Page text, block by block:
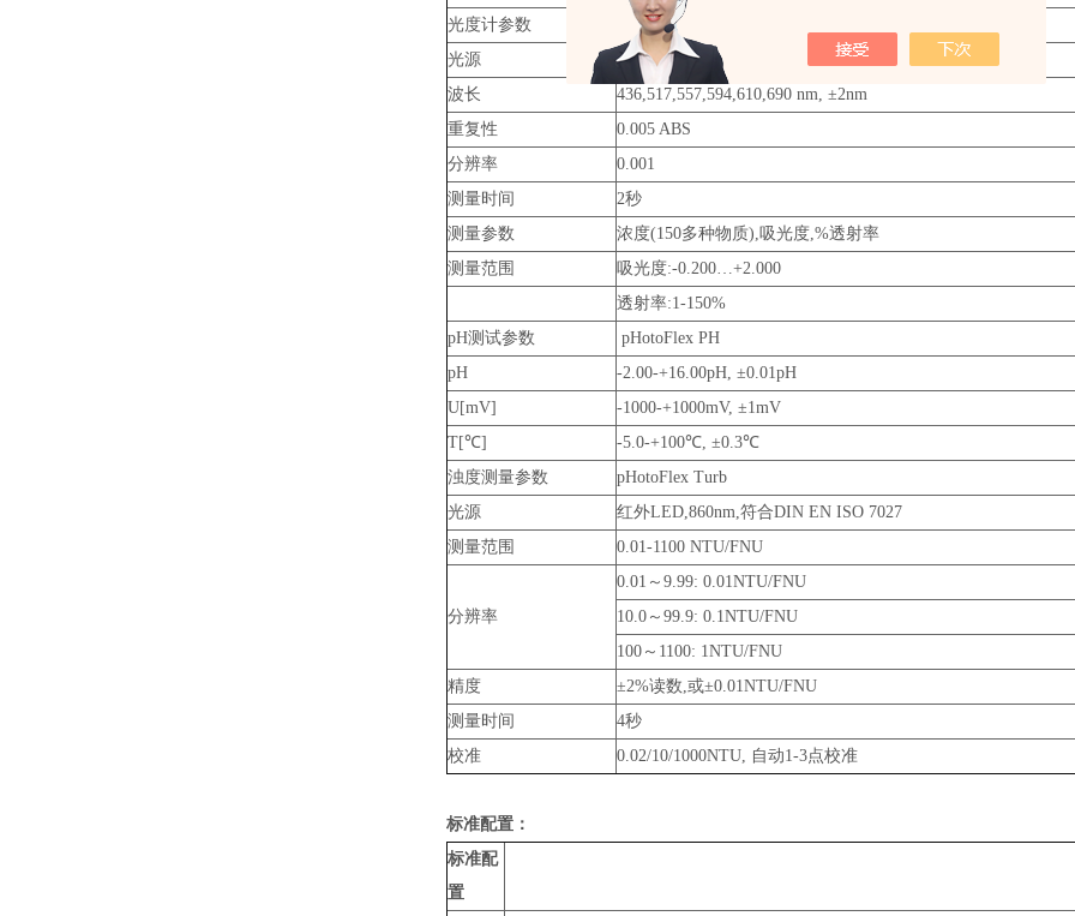
光度计参数
PHotoFlex STD/PH/Turb
光源
LED带滤色片
波长
436,517,557,594,610,690 nm, ±2nm
重复性
0.005 ABS
分辨率
0.001
测量时间
2秒
测量参数
浓度(150多种物质),吸光度,%透射率
测量范围
吸光度:-0.200…+2.000
透射率:1-150%
pH测试参数
pHotoFlex PH
pH
-2.00-+16.00pH, ±0.01pH
U[mV]
-1000-+1000mV, ±1mV
T[℃]
-5.0-+100℃, ±0.3℃
浊度测量参数
pHotoFlex Turb
光源
红外LED,860nm,符合DIN EN ISO 7027
测量范围
0.01-1100 NTU/FNU
分辨率
0.01～9.99: 0.01NTU/FNU
10.0～99.9: 0.1NTU/FNU
100～1100: 1NTU/FNU
精度
±2%读数,或±0.01NTU/FNU
测量时间
4秒
校准
0.02/10/1000NTU, 自动1-3点校准
标准配置：
标准配
置